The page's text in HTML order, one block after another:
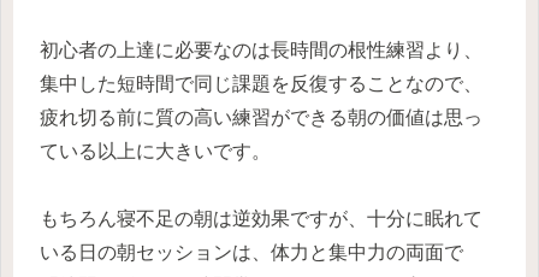
初心者の上達に必要なのは長時間の根性練習より、
集中した短時間で同じ課題を反復することなので、
疲れ切る前に質の高い練習ができる朝の価値は思っ
ている以上に大きいです。
もちろん寝不足の朝は逆効果ですが、十分に眠れて
いる日の朝セッションは、体力と集中力の両面で